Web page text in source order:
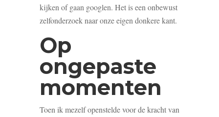
kijken of gaan googlen. Het is een onbewust
zelfonderzoek naar onze eigen donkere kant.
Op
ongepaste
momenten
Toen ik mezelf openstelde voor de kracht van